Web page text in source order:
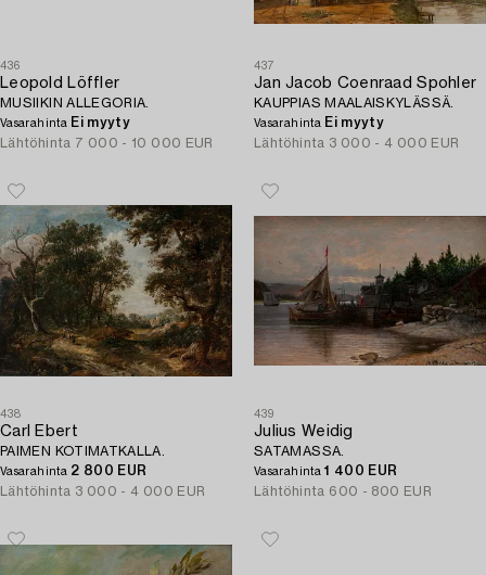
436
Leopold Löffler
MUSIIKIN ALLEGORIA.
Vasarahinta Ei myyty
Lähtöhinta 7 000 - 10 000 EUR
437
Jan Jacob Coenraad Spohler
KAUPPIAS MAALAISKYLÄSSÄ.
Vasarahinta Ei myyty
Lähtöhinta 3 000 - 4 000 EUR
438
Carl Ebert
PAIMEN KOTIMATKALLA.
Vasarahinta 2 800 EUR
Lähtöhinta 3 000 - 4 000 EUR
439
Julius Weidig
SATAMASSA.
Vasarahinta1 400 EUR
Lähtöhinta 600 - 800 EUR